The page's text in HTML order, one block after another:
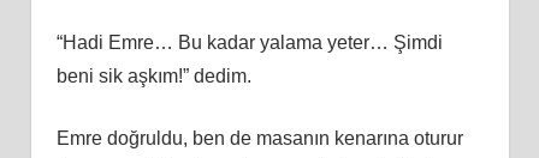
“Hadi Emre… Bu kadar yalama yeter… Şimdi
beni sik aşkım!” dedim.
Emre doğruldu, ben de masanın kenarına oturur